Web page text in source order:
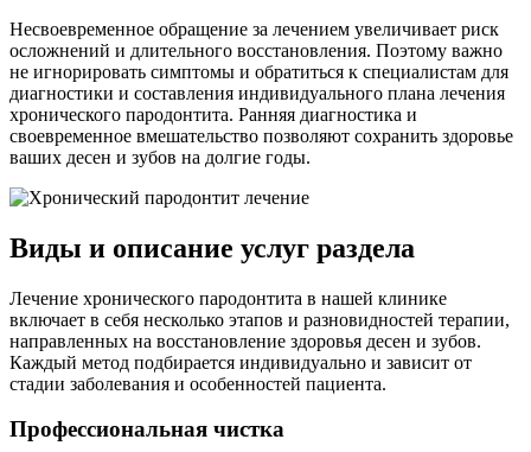
Несвоевременное обращение за лечением увеличивает риск
осложнений и длительного восстановления. Поэтому важно
не игнорировать симптомы и обратиться к специалистам для
диагностики и составления индивидуального плана лечения
хронического пародонтита. Ранняя диагностика и
своевременное вмешательство позволяют сохранить здоровье
ваших десен и зубов на долгие годы.
Виды и описание услуг раздела
Лечение хронического пародонтита в нашей клинике
включает в себя несколько этапов и разновидностей терапии,
направленных на восстановление здоровья десен и зубов.
Каждый метод подбирается индивидуально и зависит от
стадии заболевания и особенностей пациента.
Профессиональная чистка